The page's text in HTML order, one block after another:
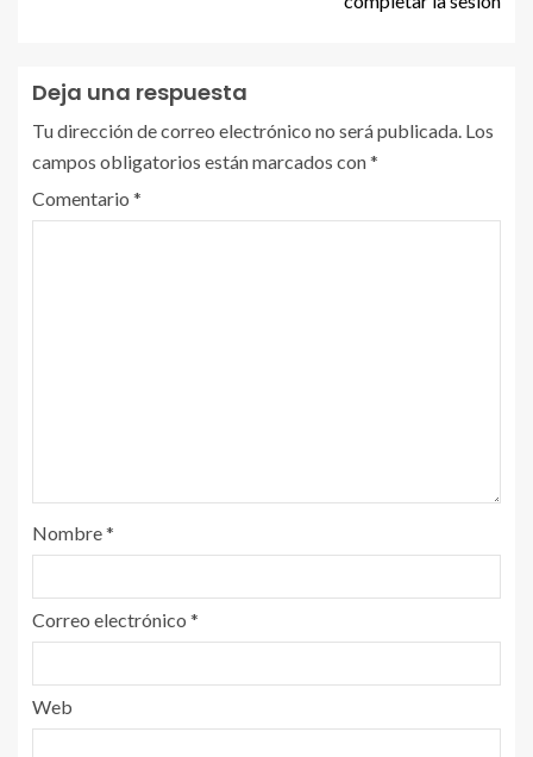
Deja una respuesta
Tu dirección de correo electrónico no será publicada. Los
campos obligatorios están marcados con*
Comentario *
Nombre*
Correo electrónico *
Web